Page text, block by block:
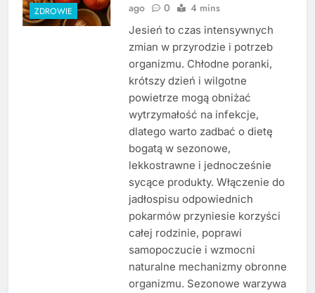
ZDROWIE
ago
0 4 mins
Jesień to czas intensywnych
zmian w przyrodzie i potrzeb
organizmu. Chłodne poranki,
krótszy dzień i wilgotne
powietrze mogą obniżać
wytrzymałość na infekcje,
dlatego warto zadbać o dietę
bogatą w sezonowe,
lekkostrawne i jednocześnie
sycące produkty. Włączenie do
jadłospisu odpowiednich
pokarmów przyniesie korzyści
całej rodzinie, poprawi
samopoczucie i wzmocni
naturalne mechanizmy obronne
organizmu. Sezonowe warzywa